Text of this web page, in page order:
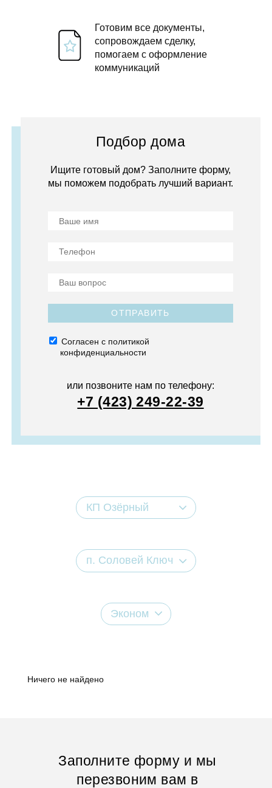
Готовим все документы,
сопровождаем сделку,
помогаем с оформление
коммуникаций
Подбор дома
Ищите готовый дом? Заполните форму,
мы поможем подобрать лучший вариант.
ОТПРАВИТЬ
Согласен с политикой
конфиденциальности
или позвоните нам по телефону:
+7 (423) 249-22-39
КП Озёрный
п. Соловей Ключ
Эконом
Ничего не найдено
Заполните форму и мы
перезвоним вам в